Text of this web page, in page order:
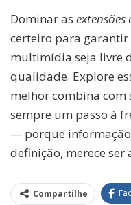
Dominar as extensões
certeiro para garantir
multimídia seja livre
qualidade. Explore
melhor combina com
sempre um passo à
— porque informação
definição, merece
Compartilhe